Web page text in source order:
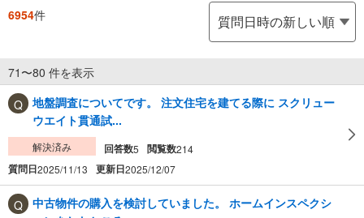
6954件
71〜80 件を表示
地盤調査についてです。 注文住宅を建てる際に スクリュー
ウエイト貫通試...
解決済み 回答数5 閲覧数214
質問日2025/11/13 更新日2025/12/07
中古物件の購入を検討していました。 ホームインスペクシ